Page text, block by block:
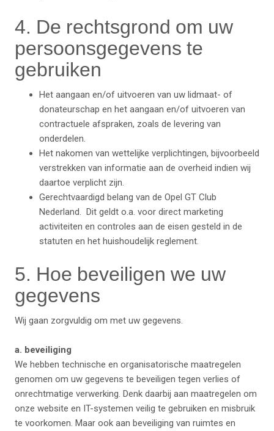
4. De rechtsgrond om uw
persoonsgegevens te
gebruiken
Het aangaan en/of uitvoeren van uw lidmaat- of
donateurschap en het aangaan en/of uitvoeren van
contractuele afspraken, zoals de levering van
onderdelen.
Het nakomen van wettelijke verplichtingen, bijvoorbeeld
verstrekken van informatie aan de overheid indien wij
daartoe verplicht zijn.
Gerechtvaardigd belang van de Opel GT Club
Nederland. Dit geldt o.a. voor direct marketing
activiteiten en controles aan de eisen gesteld in de
statuten en het huishoudelijk reglement.
5. Hoe beveiligen we uw
gegevens
Wij gaan zorgvuldig om met uw gegevens.
a. beveiliging
We hebben technische en organisatorische maatregelen
genomen om uw gegevens te beveiligen tegen verlies of
onrechtmatige verwerking. Denk daarbij aan maatregelen om
onze website en IT-systemen veilig te gebruiken en misbruik
te voorkomen. Maar ook aan beveiliging van ruimtes en